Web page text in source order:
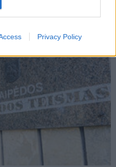
Privacy Policy
nusišovė pats